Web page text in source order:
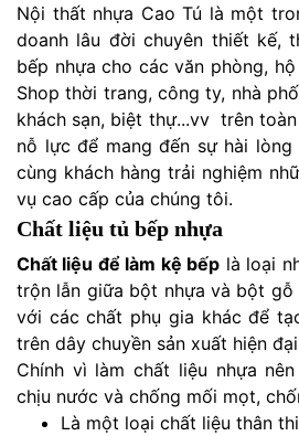
Nội thất nhựa Cao Tú là một
doanh lâu đời chuyên thiết kế,
bếp nhựa cho các văn phòng,
Shop thời trang, công ty, nhà
khách sạn, biệt thự...vv trên
nỗ lực để mang đến sự hài lòng
cùng khách hàng trải nghiệm
vụ cao cấp của chúng tôi.
Chất liệu tủ bếp nhựa
Chất liệu để làm kệ bếp là loại
trộn lẫn giữa bột nhựa và bột
với các chất phụ gia khác để
trên dây chuyền sản xuất hiện
Chính vì làm chất liệu nhựa
chịu nước và chống mối mọt,
Là một loại chất liệu thân